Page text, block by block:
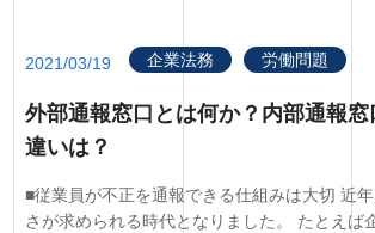
2021/03/19 企業法務 労働問題
外部通報窓口とは何か？内部通報
違いは？
■従業員が不正を通報できる仕組みは大切 近
さが求められる時代となりました。 たとえば